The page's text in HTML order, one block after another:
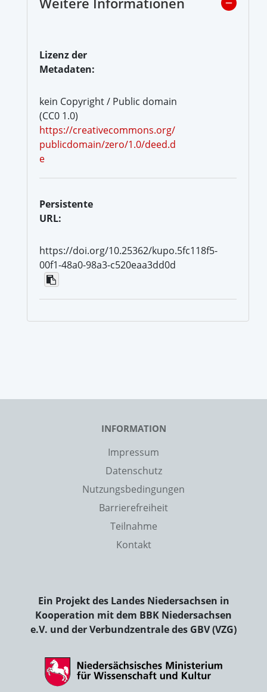
Lizenz der
Metadaten:
kein Copyright / Public domain
(CC0 1.0)
https://creativecommons.org/
publicdomain/zero/1.0/deed.d
e
Persistente
URL:
https://doi.org/10.25362/kupo.5fc118f5-
00f1-48a0-98a3-c520eaa3dd0d
INFORMATION
Impressum
Datenschutz
Nutzungsbedingungen
Barrierefreiheit
Teilnahme
Kontakt
Ein Projekt des Landes Niedersachsen in
Kooperation mit dem BBK Niedersachsen
e.V. und der Verbundzentrale des GBV (VZG)